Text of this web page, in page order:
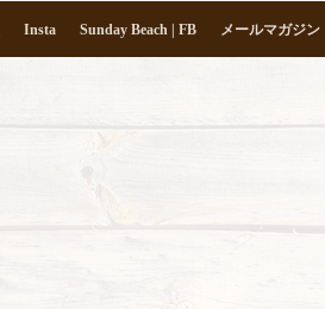
Insta Sunday Beach | FB メールマガジン